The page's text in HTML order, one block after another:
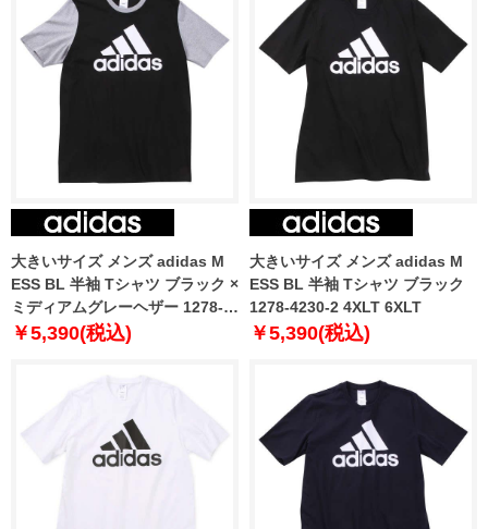
大きいサイズ メンズ adidas M
ESS BL 半袖 Tシャツ ブラック ×
ミディアムグレーヘザー 1278-
4230-5 4XLT 6XLT
￥5,390(税込)
大きいサイズ メンズ adidas M
ESS BL 半袖 Tシャツ ブラック
1278-4230-2 4XLT 6XLT
￥5,390(税込)